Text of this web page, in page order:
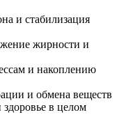
и стабилизация
жирности и
и накоплению
и обмена веществ
в целом